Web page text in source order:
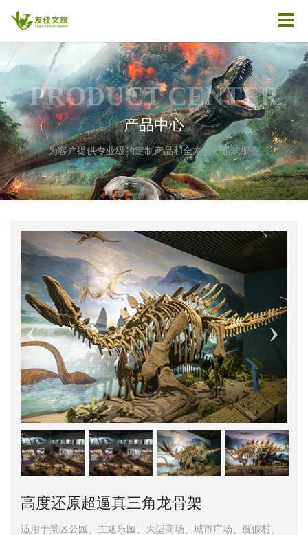
PRODUCT CENTER
—— 产品中心 ——
为客户提供专业级的定制产品和全方位一站式服务
高度还原超逼真三角龙骨架
适用于景区公园、主题乐园、大型商场、城市广场、度假村、